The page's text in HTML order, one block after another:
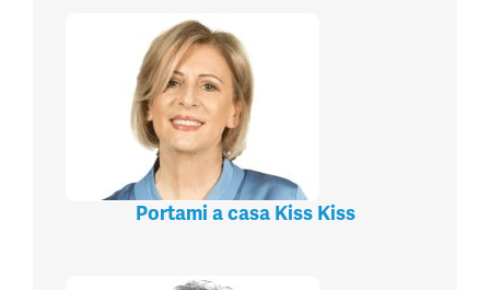
Portami a casa Kiss Kiss